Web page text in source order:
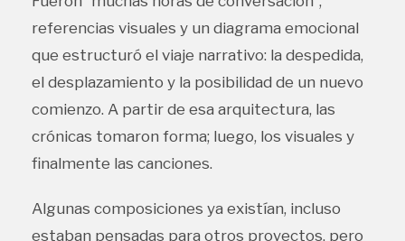
referencias visuales y un diagrama emocional
que estructuró el viaje narrativo: la despedida,
el desplazamiento y la posibilidad de un nuevo
comienzo. A partir de esa arquitectura, las
crónicas tomaron forma; luego, los visuales y
finalmente las canciones.
Algunas composiciones ya existían, incluso
estaban pensadas para otros proyectos, pero